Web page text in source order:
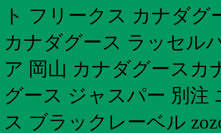
ト フリークス カナダ
カナダグース ラッセル
ア 岡山 カナダグースカ
グース ジャスパー 別注
ス ブラックレーベル